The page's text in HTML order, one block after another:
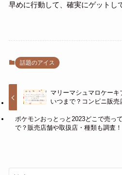
早めに行動して、確実にゲットし
話題のアイス
マリーマシュマロケーキ
いつまで？コンビニ販売
ポケモンおっとっと2023どこで売っ
で？販売店舗や取扱店・種類も調査！